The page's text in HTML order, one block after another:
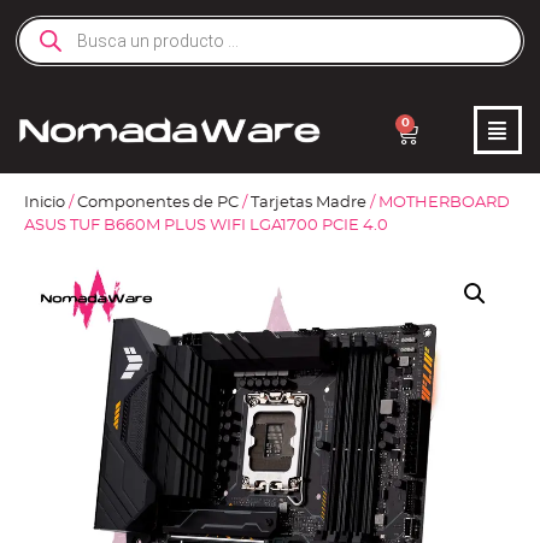
0
Inicio / Componentes de PC / Tarjetas Madre / MOTHERBOARD
ASUS TUF B660M PLUS WIFI LGA1700 PCIE 4.0